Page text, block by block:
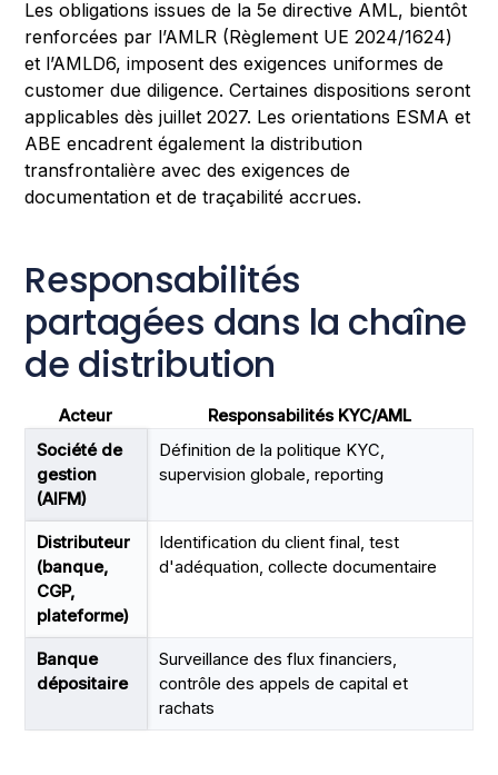
Les obligations issues de la 5e directive AML, bientôt
renforcées par l’AMLR (Règlement UE 2024/1624)
et l’AMLD6, imposent des exigences uniformes de
customer due diligence. Certaines dispositions seront
applicables dès juillet 2027. Les orientations ESMA et
ABE encadrent également la distribution
transfrontalière avec des exigences de
documentation et de traçabilité accrues.
Responsabilités
partagées dans la chaîne
de distribution
Acteur
Responsabilités KYC/AML
Société de
gestion
(AIFM)
Définition de la politique KYC,
supervision globale, reporting
Distributeur
(banque,
CGP,
plateforme)
Identification du client final, test
d'adéquation, collecte documentaire
Banque
dépositaire
Surveillance des flux financiers,
contrôle des appels de capital et
rachats